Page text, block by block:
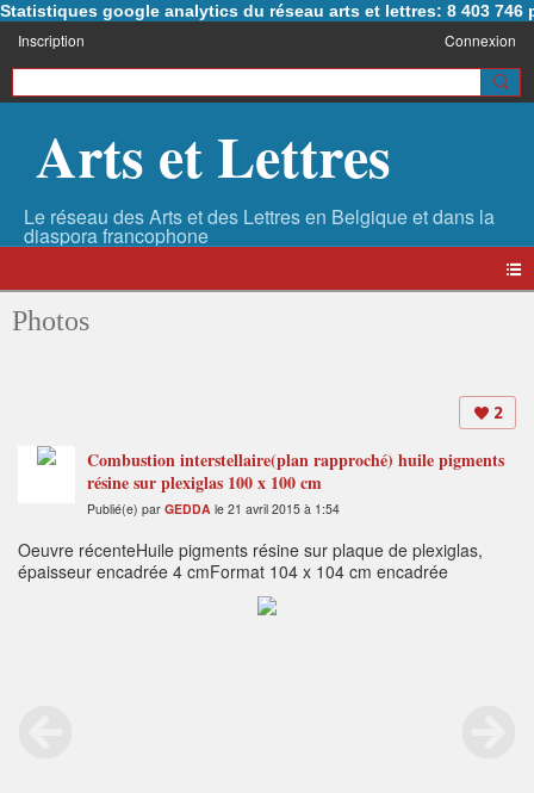
Statistiques google analytics du réseau arts et lettres: 8 403 746
Inscription Connexion
Arts et Lettres
Photos
2
Combustion interstellaire(plan rapproché) huile pigments
résine sur plexiglas 100 x 100 cm
Publié(e) par GEDDA le 21 avril 2015 à 1:54
Oeuvre récenteHuile pigments résine sur plaque de plexiglas,
épaisseur encadrée 4 cmFormat 104 x 104 cm encadrée